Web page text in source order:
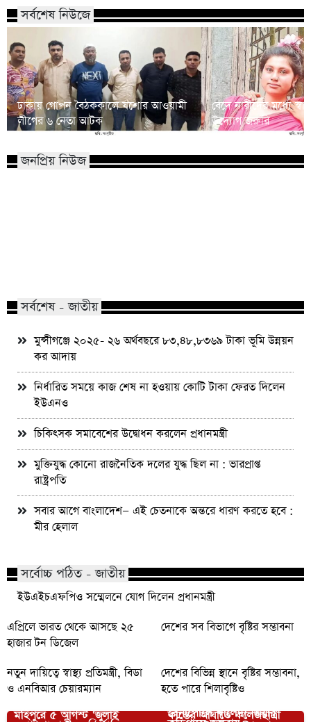
সর্বশেষ নিউজে
ঢাকায় গোপন বৈঠককালে যশোর আওয়ামী
লীগের ৬ নেতা আটক
বেদে নারীদের মধ্যে
উদ্যোগ জরুরি
জনপ্রিয় নিউজ
সর্বশেষ - জাতীয়
মুন্সীগঞ্জে ২০২৫- ২৬ অর্থবছরে ৮৩,৪৮,৮৩৬৯ টাকা ভূমি উন্নয়ন
কর আদায়
নির্ধারিত সময়ে কাজ শেষ না হওয়ায় কোটি টাকা ফেরত দিলেন
ইউএনও
চিকিৎসক সমাবেশের উদ্বোধন করলেন প্রধানমন্ত্রী
মুক্তিযুদ্ধ কোনো রাজনৈতিক দলের যুদ্ধ ছিল না : ভারপ্রাপ্ত
রাষ্ট্রপতি
সবার আগে বাংলাদেশ— এই চেতনাকে অন্তরে ধারণ করতে হবে :
মীর হেলাল
সর্বোচ্চ পঠিত - জাতীয়
ইউএইচএফপিও সম্মেলনে যোগ দিলেন প্রধানমন্ত্রী
এপ্রিলে ভারত থেকে আসছে ২৫
হাজার টন ডিজেল
দেশের সব বিভাগে বৃষ্টির সম্ভাবনা
নতুন দায়িত্বে স্বাস্থ্য প্রতিমন্ত্রী, বিডা
ও এনবিআর চেয়ারম্যান
দেশের বিভিন্ন স্থানে বৃষ্টির সম্ভাবনা,
হতে পারে শিলাবৃষ্টিও
মহিপুরে ৫ আগস্ট ‘জুলাই
কাস্তের আঘাতে কলেজছাত্রী
বেনাপোলে খালেদা জিয়ার